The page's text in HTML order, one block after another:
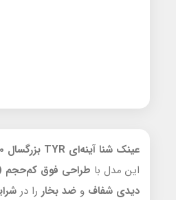
عینک شنا آینه‌ای TYR بزرگسال Special Ops 2.0
این مدل با طراحی فوق کم‌حجم
دیدی شفاف و ضد بخار را در